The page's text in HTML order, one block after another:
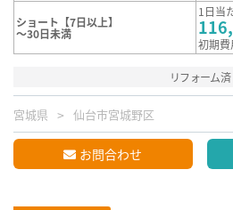
ショート【7日以上】
～30日未満
1日当
初期
リフォーム済
宮城県 仙台市宮城野区
お問合わせ